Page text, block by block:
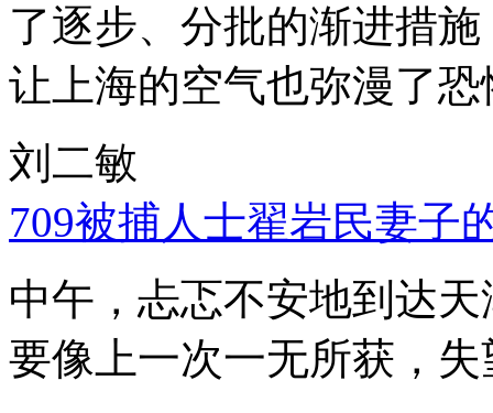
了逐步、分批的渐进措
让上海的空气也弥漫了
刘二敏
709被捕人士翟岩民妻子
中午，忐忑不安地到达
要像上一次一无所获，